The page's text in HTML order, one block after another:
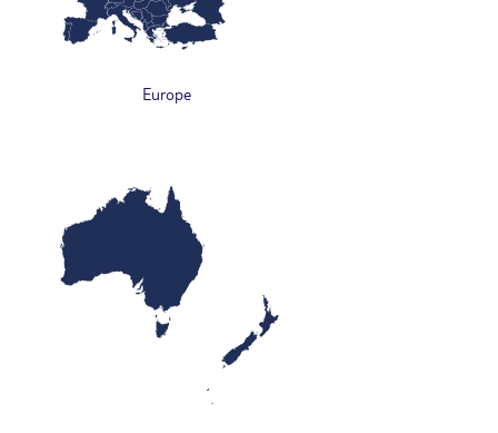
Europe